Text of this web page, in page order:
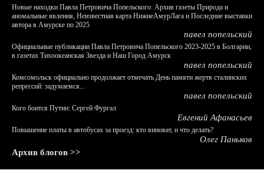
Новые находки Павла Петровича Попельского: Архив газеты Природа и
аномальные явления, Неизвестная карта НижнеАмурЛага и Последние выставки
автора в Амурске по 2025
павел попельский
Официальные публикации Павла Петровича Попельского 2023-2025 в Болгарии,
в газетах Тихоокеанская Звезда и Наш Город Амурск
павел попельский
Комсомольск официально продолжает отмечать День памяти жертв сталинских
репрессий: задумаемся...
павел попельский
Кого боится Путин: Сергей Фургал
Евгений Афанасьев
Повышение платы в автобусах за проезд: кто виноват, и что делать?
Олег Паньков
Архив блогов >>